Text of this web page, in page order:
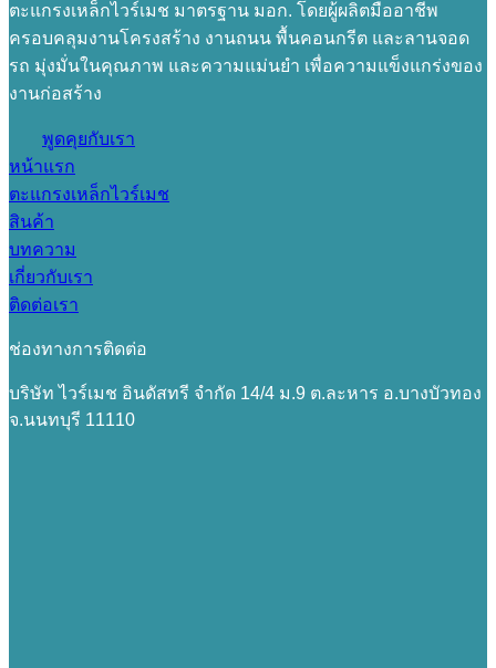
ตะแกรงเหล็กไวร์เมช มาตรฐาน มอก. โดยผู้ผลิตมืออาชีพ
ครอบคลุมงานโครงสร้าง งานถนน พื้นคอนกรีต และลานจอด
รถ มุ่งมั่นในคุณภาพ และความแม่นยำ เพื่อความแข็งแกร่งของ
งานก่อสร้าง
พูดคุยกับเรา
หน้าแรก
ตะแกรงเหล็กไวร์เมช
สินค้า
บทความ
เกี่ยวกับเรา
ติดต่อเรา
ช่องทางการติดต่อ
บริษัท ไวร์เมช อินดัสทรี จำกัด 14/4 ม.9 ต.ละหาร อ.บางบัวทอง
จ.นนทบุรี 11110